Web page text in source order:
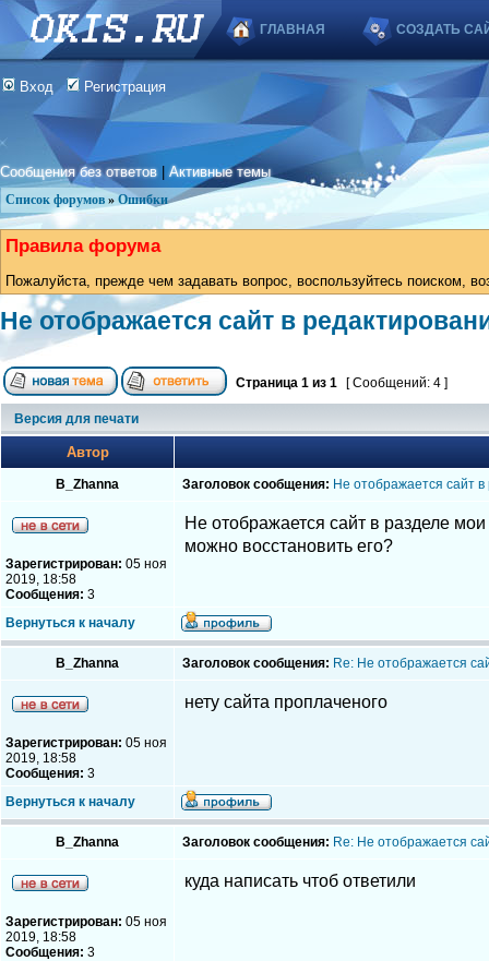
ГЛАВНАЯ СОЗДАТЬ
Вход Регистрация
Сообщения без ответов |Активные темы
Список форумов » Ошибки
Правила форума
Пожалуйста, прежде чем задавать вопрос, воспользуйтесь поиском,
Не отображается сайт в
Страница 1 из 1 [ Сообщений: 4 ]
Версия для печати
Автор
B_Zhanna Заголовок сообщения: Не отображается сайт
Зарегистрирован: 05 ноя
2019, 18:58
Сообщения: 3
Не отображается сайт в разделе
можно восстановить его?
Вернуться к началу
B_Zhanna Заголовок сообщения: Re: Не отображается
Зарегистрирован: 05 ноя
2019, 18:58
Сообщения: 3
нету сайта проплаченого
Вернуться к началу
B_Zhanna Заголовок сообщения: Re: Не отображается
Зарегистрирован: 05 ноя
2019, 18:58
Сообщения: 3
куда написать чтоб ответили